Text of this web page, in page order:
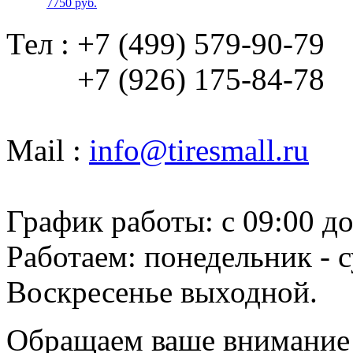
Тел : +7 (499) 579-90-79
+7 (926) 175-84-78
Mail : info@tiresmall.ru
График работы: c 09:00
Работаем: понедельник -
Воскресенье выходной.
Обращаем ваше внимание